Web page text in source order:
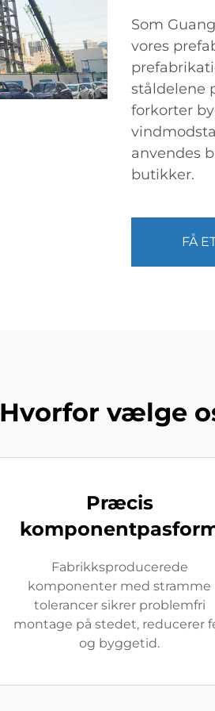
Som
vores
ståldelene
forkorter
anvendes
butikker.
FÅ
Hvorfor vælge
Præcis
Fabrikksproducerede
komponenter med stramme
tolerancer sikrer problemfri
montage på stedet, reducerer
og byggetid.